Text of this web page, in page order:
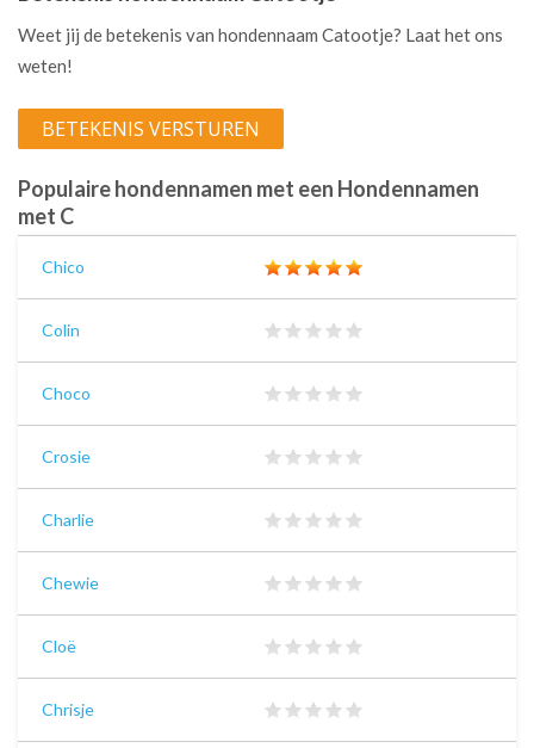
Weet jij de betekenis van hondennaam Catootje? Laat het ons
weten!
BETEKENIS VERSTUREN
Populaire hondennamen met een Hondennamen
met C
Chico
Colin
Choco
Crosie
Charlie
Chewie
Cloë
Chrisje